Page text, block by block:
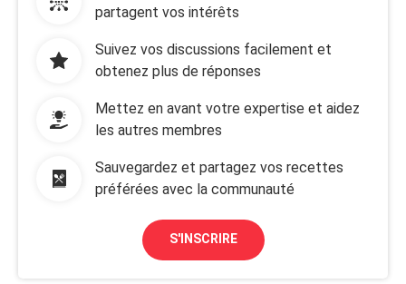
partagent vos intérêts
Suivez vos discussions facilement et
obtenez plus de réponses
Mettez en avant votre expertise et aidez
les autres membres
Sauvegardez et partagez vos recettes
préférées avec la communauté
S'INSCRIRE